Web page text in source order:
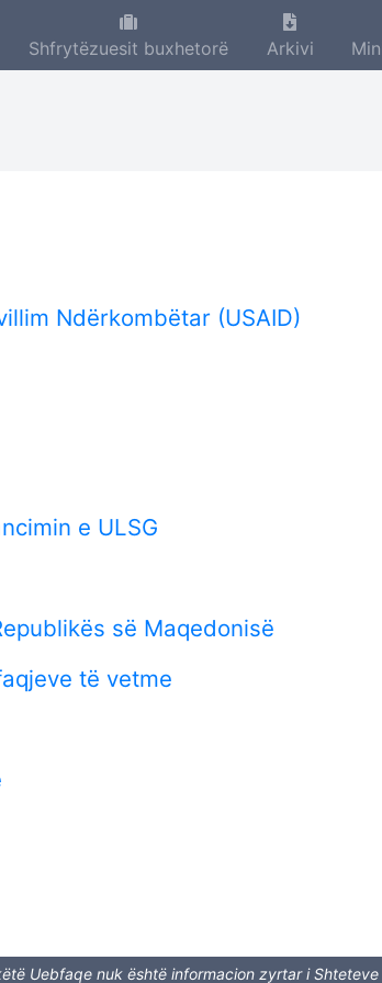
Shfrytëzuesit buxhetorë Arkivi
Ndërkombëtar (USAID)
e ULSG
së Maqedonisë
të vetme
Uebfaqe nuk është informacion zyrtar i